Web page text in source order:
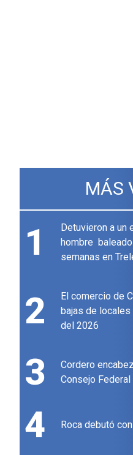
MÁS
1
Detuvieron a un
hombre
semanas en
2
El comercio de
bajas de
del 2026
3
Cordero
Consejo Federal
4 Roca debutó